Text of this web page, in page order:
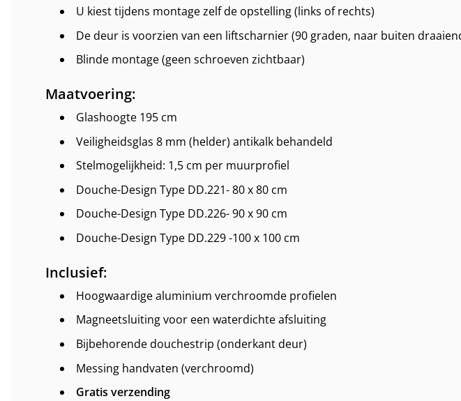
U kiest tijdens montage zelf de opstelling (links of rechts)
De deur is voorzien van een liftscharnier (90 graden, naar buiten
Blinde montage (geen schroeven zichtbaar)
Maatvoering:
Glashoogte 195 cm
Veiligheidsglas 8 mm (helder) antikalk behandeld
Stelmogelijkheid: 1,5 cm per muurprofiel
Douche-Design Type DD.221- 80 x 80 cm
Douche-Design Type DD.226- 90 x 90 cm
Douche-Design Type DD.229 -100 x 100 cm
Inclusief:
Hoogwaardige aluminium verchroomde profielen
Magneetsluiting voor een waterdichte afsluiting
Bijbehorende douchestrip (onderkant deur)
Messing handvaten (verchroomd)
Gratis verzending